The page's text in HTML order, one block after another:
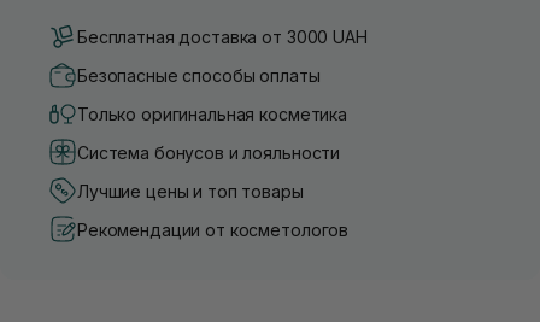
Бесплатная доставка от 3000 UAH
Безопасные способы оплаты
Только оригинальная косметика
Система бонусов и лояльности
Лучшие цены и топ товары
Рекомендации от косметологов